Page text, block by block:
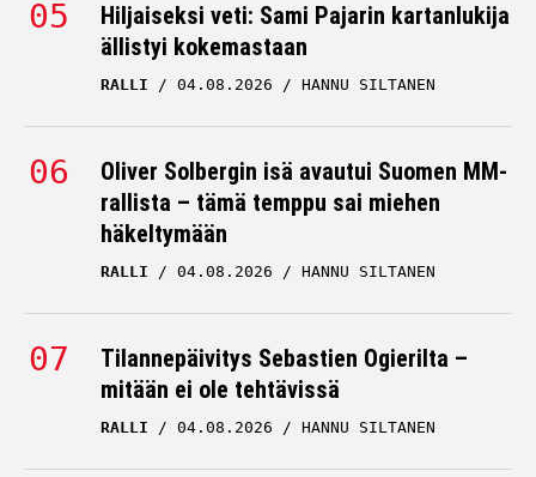
Hiljaiseksi veti: Sami Pajarin kartanlukija
ällistyi kokemastaan
RALLI 04.08.2026 HANNU SILTANEN
Oliver Solbergin isä avautui Suomen MM-
rallista – tämä temppu sai miehen
häkeltymään
RALLI 04.08.2026 HANNU SILTANEN
Tilannepäivitys Sebastien Ogierilta –
mitään ei ole tehtävissä
RALLI 04.08.2026 HANNU SILTANEN